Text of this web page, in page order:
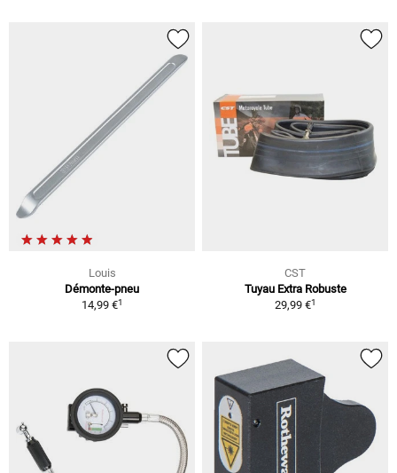
Louis
Démonte-pneu
14,99 €1
CST
Tuyau Extra Robuste
29,99 €1